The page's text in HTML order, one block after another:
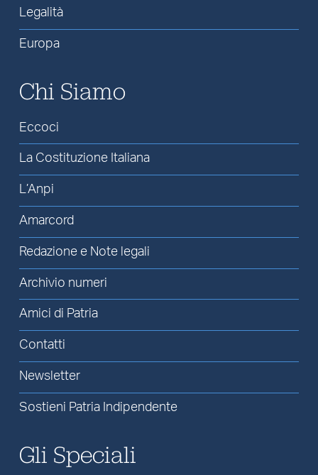
Legalità
Europa
Chi Siamo
Eccoci
La Costituzione Italiana
L’Anpi
Amarcord
Redazione e Note legali
Archivio numeri
Amici di Patria
Contatti
Newsletter
Sostieni Patria Indipendente
Gli Speciali